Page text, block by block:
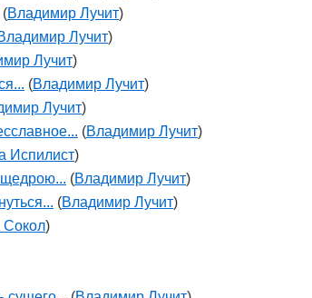
(Владимир Лучит)
Лучит)
Лучит)
(Владимир Лучит)
Лучит)
(Владимир Лучит)
Испилист)
щедрою... (Владимир Лучит)
(Владимир Лучит)
Сокол)